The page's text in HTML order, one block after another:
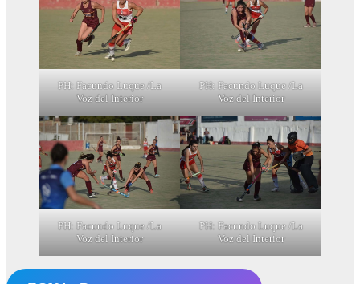
PH: Facundo Luque /La
Voz del Interior
PH: Facundo Luque /La
Voz del Interior
PH: Facundo Luque /La
Voz del Interior
PH: Facundo Luque /La
Voz del Interior